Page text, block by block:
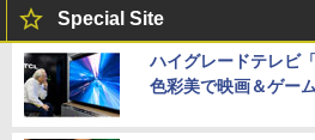
Special Site
ハイグレードテレビ
色彩美で映画＆ゲー